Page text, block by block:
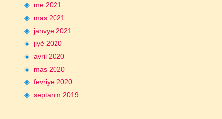
me 2021
mas 2021
janvye 2021
jiyè 2020
avril 2020
mas 2020
fevriye 2020
septanm 2019